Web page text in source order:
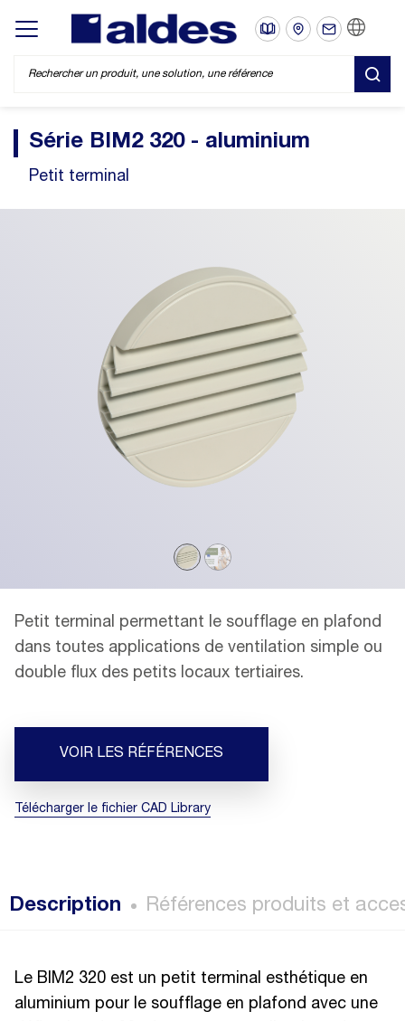
Display/hide main menu
Série BIM2 320 - aluminium
Petit terminal
Petit terminal permettant le soufflage en plafond
dans toutes applications de ventilation simple ou
double flux des petits locaux tertiaires.
VOIR LES RÉFÉRENCES
Télécharger le fichier CAD Library
Description Références produits et
Le BIM2 320 est un petit terminal esthétique en
aluminium pour le soufflage en plafond avec une